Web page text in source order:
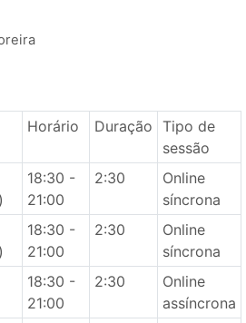
Horário Duração Tipo de
sessão
18:30 -
21:00
2:30
Online
síncrona
18:30 -
21:00
2:30
Online
síncrona
18:30 -
21:00
2:30
Online
assíncrona